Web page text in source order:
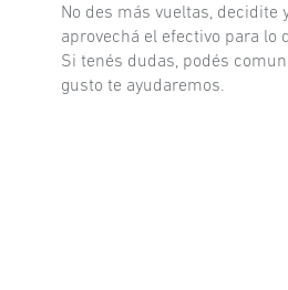
No des más vueltas, decidite
aprovechá el efectivo para lo
Si tenés dudas, podés
gusto te ayudaremos.